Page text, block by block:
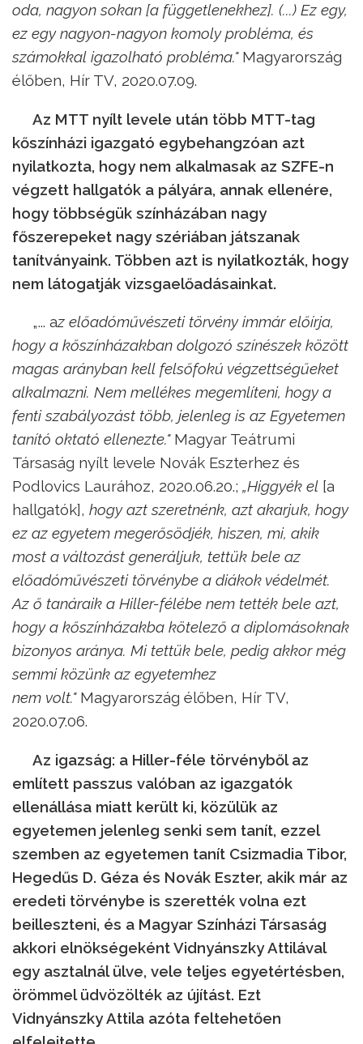
oda, nagyon sokan [a függetlenekhez]. (...) Ez egy,
ez egy nagyon-nagyon komoly probléma, és
számokkal igazolható probléma."Magyarország
élőben, Hír TV, 2020.07.09.
Az MTT nyílt levele után több MTT-tag
kőszínházi igazgató egybehangzóan azt
nyilatkozta, hogy nem alkalmasak az SZFE-n
végzett hallgatók a pályára, annak ellenére,
hogy többségük színházában nagy
főszerepeket nagy szériában játszanak
tanítványaink. Többen azt is nyilatkozták, hogy
nem látogatják vizsgaelőadásainkat.
„... az előadóművészeti törvény immár előírja,
hogy a kőszínházakban dolgozó színészek között
magas arányban kell felsőfokú végzettségűeket
alkalmazni. Nem mellékes megemlíteni, hogy a
fenti szabályozást több, jelenleg is az Egyetemen
tanító oktató ellenezte."Magyar Teátrumi
Társaság nyílt levele Novák Eszterhez és
Podlovics Laurához, 2020.06.20.; „Higgyék el [a
hallgatók], hogy azt szeretnénk, azt akarjuk, hogy
ez az egyetem megerősödjék, hiszen, mi, akik
most a változást generáljuk, tettük bele az
előadóművészeti törvénybe a diákok védelmét.
Az ő tanáraik a Hiller-félébe nem tették bele azt,
hogy a kőszínházakba kötelező a diplomásoknak
bizonyos aránya. Mi tettük bele, pedig akkor még
semmi közünk az egyetemhez
nem volt."Magyarország élőben, Hír TV,
2020.07.06.
Az igazság: a Hiller-féle törvényből az
említett passzus valóban az igazgatók
ellenállása miatt került ki, közülük az
egyetemen jelenleg senki sem tanít, ezzel
szemben az egyetemen tanít Csizmadia Tibor,
Hegedűs D. Géza és Novák Eszter, akik már az
eredeti törvénybe is szerették volna ezt
beilleszteni, és a Magyar Színházi Társaság
akkori elnökségeként Vidnyánszky Attilával
egy asztalnál ülve, vele teljes egyetértésben,
örömmel üdvözölték az újítást. Ezt
Vidnyánszky Attila azóta feltehetően